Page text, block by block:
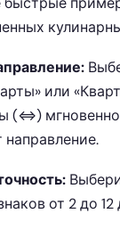
или
(⇔) мгновенно
от 2 до